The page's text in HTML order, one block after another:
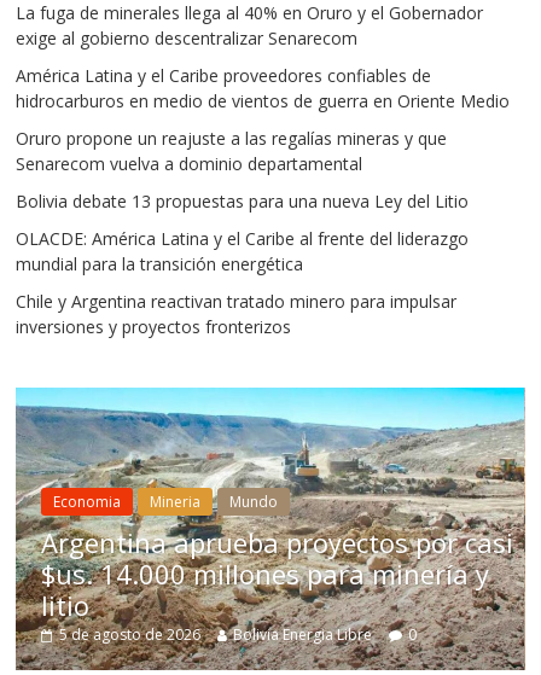
La fuga de minerales llega al 40% en Oruro y el Gobernador
exige al gobierno descentralizar Senarecom
América Latina y el Caribe proveedores confiables de
hidrocarburos en medio de vientos de guerra en Oriente Medio
Oruro propone un reajuste a las regalías mineras y que
Senarecom vuelva a dominio departamental
Bolivia debate 13 propuestas para una nueva Ley del Litio
OLACDE: América Latina y el Caribe al frente del liderazgo
mundial para la transición energética
Chile y Argentina reactivan tratado minero para impulsar
inversiones y proyectos fronterizos
proyectos por casi
para minería y
Energia Libre 0
Mineria Mundo
Chile aprueba
para impulsar
Bolivia no
estructurales
5 de agosto de 2026